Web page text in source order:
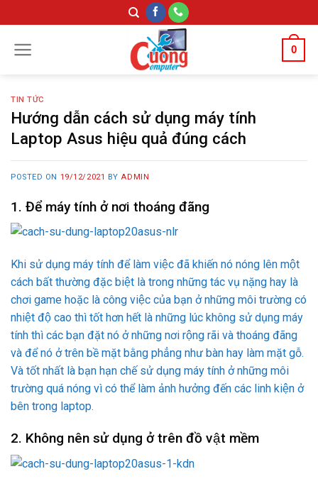
to
content
0
TIN TỨC
Hướng dẫn cách sử dụng máy tính
Laptop Asus hiệu quả đúng cách
POSTED ON 19/12/2021 BY ADMIN
1. Để máy tính ở nơi thoáng đãng
Khi sử dụng máy tính để làm việc đã khiến nó nóng lên một
cách bất thường đặc biệt là trong những tác vụ nặng hay là
chơi game hoặc là công việc của bạn ở những môi trường có
nhiệt độ cao thì tốt hơn hết là những lúc không sử dụng máy
tính thì các bạn đặt nó ở những nơi rộng rãi và thoáng đãng
và để nó ở trên bề mặt bằng phẳng như bàn hay làm mặt gỗ.
Và tốt nhất là bạn hạn chế sử dụng máy tính ở những môi
trường quá nóng vì có thể làm ảnh hưởng đến các linh kiện ở
bên trong laptop.
2. Không nên sử dụng ở trên đồ vật mềm